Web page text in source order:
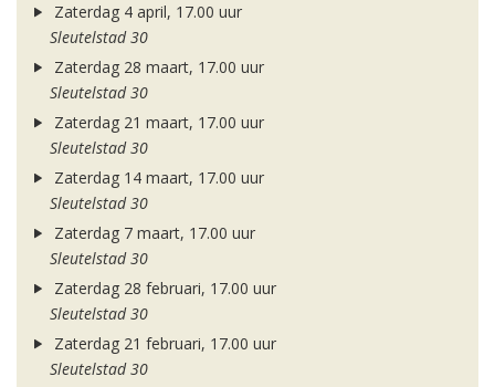
Zaterdag 4 april, 17.00 uur
Sleutelstad 30
Zaterdag 28 maart, 17.00 uur
Sleutelstad 30
Zaterdag 21 maart, 17.00 uur
Sleutelstad 30
Zaterdag 14 maart, 17.00 uur
Sleutelstad 30
Zaterdag 7 maart, 17.00 uur
Sleutelstad 30
Zaterdag 28 februari, 17.00 uur
Sleutelstad 30
Zaterdag 21 februari, 17.00 uur
Sleutelstad 30